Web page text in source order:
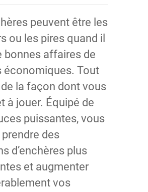
peuvent être les
ou les pires quand il
bonnes affaires de
économiques. Tout
la façon dont vous
à jouer. Équipé de
puissantes, vous
des
d’enchères plus
et augmenter
vos